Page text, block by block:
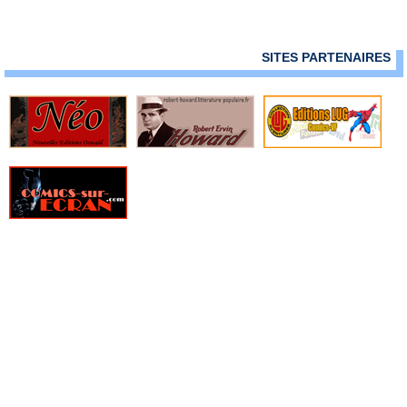
» Marvel Movies
» Marvel Rivals
» Marvel Saga (Vol 1 - 2009)
» Marvel Saga (Vol 2 - 2014)
» Marvel Saga (Vol 3 - 2016)
» Marvel Saga (Vol 4 - 2017)
» Marvel Saga Hors Série (Vol 1)
» Marvel Saga Hors Série (Vol 2)
» Marvel Select
SITES PARTENAIRES